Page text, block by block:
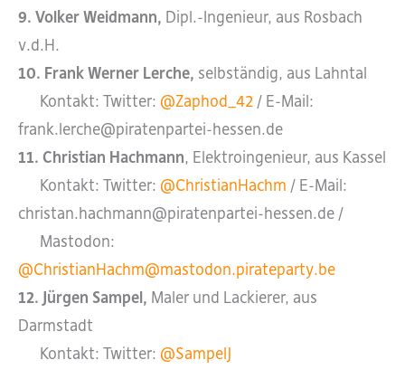
9. Volker Weidmann, Dipl.-Ingenieur, aus Rosbach
v.d.H.
10. Frank Werner Lerche, selbständig, aus Lahntal
Kontakt: Twitter: @Zaphod_42 / E-Mail:
frank.lerche@piratenpartei-hessen.de
11. Christian Hachmann, Elektroingenieur, aus Kassel
Kontakt: Twitter: @ChristianHachm / E-Mail:
christan.hachmann@piratenpartei-hessen.de /
Mastodon:
@ChristianHachm@mastodon.pirateparty.be
12. Jürgen Sampel, Maler und Lackierer, aus
Darmstadt
Kontakt: Twitter: @SampelJ